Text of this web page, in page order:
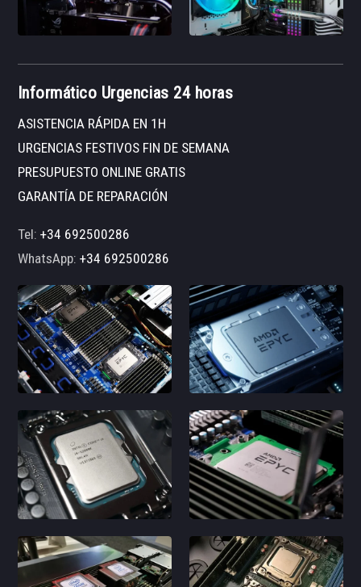
Informático Urgencias 24 horas
ASISTENCIA RÁPIDA EN 1H
URGENCIAS FESTIVOS FIN DE SEMANA
PRESUPUESTO ONLINE GRATIS
GARANTÍA DE REPARACIÓN
Tel:+34 692500286
WhatsApp:+34 692500286